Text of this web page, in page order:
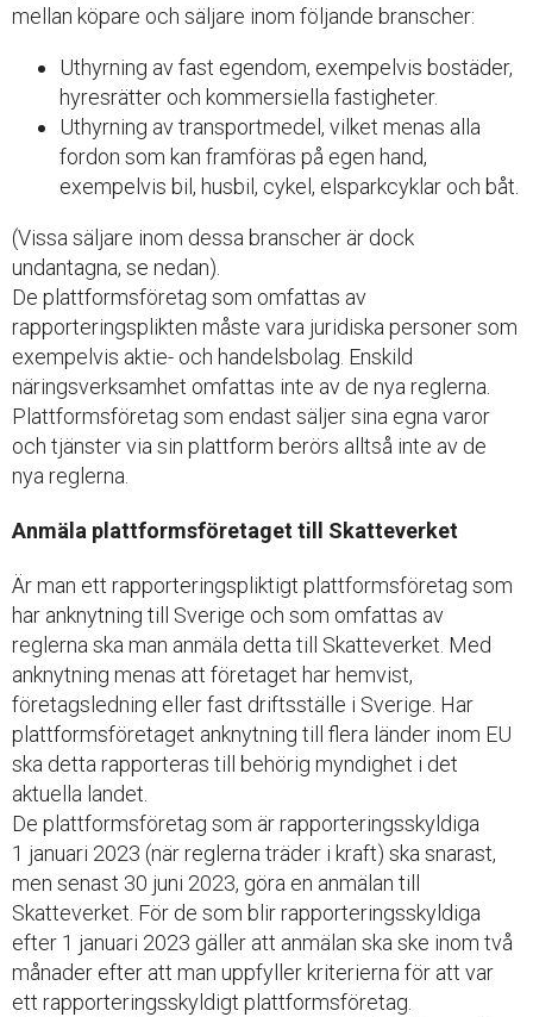
mellan köpare och säljare inom följande branscher:
Uthyrning av fast egendom, exempelvis bostäder,
hyresrätter och kommersiella fastigheter.
Uthyrning av transportmedel, vilket menas alla
fordon som kan framföras på egen hand,
exempelvis bil, husbil, cykel, elsparkcyklar och båt.
(Vissa säljare inom dessa branscher är dock
undantagna, se nedan).
De plattformsföretag som omfattas av
rapporteringsplikten måste vara juridiska personer som
exempelvis aktie- och handelsbolag. Enskild
näringsverksamhet omfattas inte av de nya reglerna.
Plattformsföretag som endast säljer sina egna varor
och tjänster via sin plattform berörs alltså inte av de
nya reglerna.
Anmäla plattformsföretaget till Skatteverket
Är man ett rapporteringspliktigt plattformsföretag som
har anknytning till Sverige och som omfattas av
reglerna ska man anmäla detta till Skatteverket. Med
anknytning menas att företaget har hemvist,
företagsledning eller fast driftsställe i Sverige. Har
plattformsföretaget anknytning till flera länder inom EU
ska detta rapporteras till behörig myndighet i det
aktuella landet.
De plattformsföretag som är rapporteringsskyldiga
1 januari 2023 (när reglerna träder i kraft) ska snarast,
men senast 30 juni 2023, göra en anmälan till
Skatteverket. För de som blir rapporteringsskyldiga
efter 1 januari 2023 gäller att anmälan ska ske inom två
månader efter att man uppfyller kriterierna för att var
ett rapporteringsskyldigt plattformsföretag.